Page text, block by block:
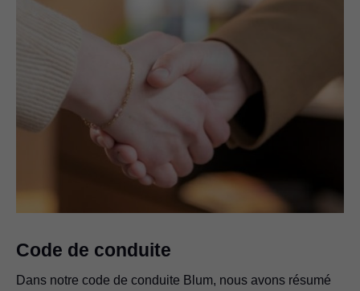
Code de conduite
Dans notre code de conduite Blum, nous avons résumé